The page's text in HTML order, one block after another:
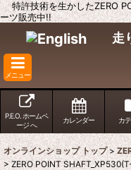
特許技術を生かしたZERO
ーツ販売中!!
走
メニュー
P.E.O. ホームペ
ージ へ
カレンダー カ
オンラインショップ トップ >
> ZERO POINT